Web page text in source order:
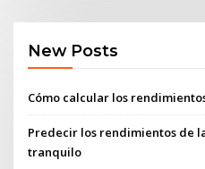
New Posts
Cómo calcular los
Predecir los rendimientos de
tranquilo